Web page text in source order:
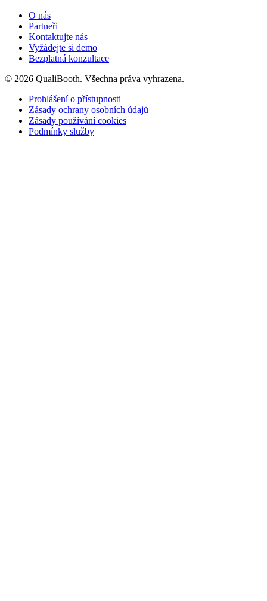
O nás
Partneři
Kontaktujte nás
Vyžádejte si demo
Bezplatná konzultace
© 2026 QualiBooth. Všechna práva vyhrazena.
Prohlášení o přístupnosti
Zásady ochrany osobních údajů
Zásady používání cookies
Podmínky služby